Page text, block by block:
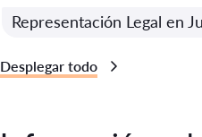
Representación Legal en
Desplegar todo